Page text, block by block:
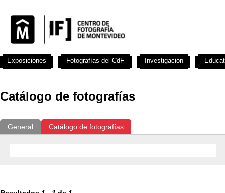
Catálogo de fotografías
General Catálogo de fotografías
Exposiciones Fotografías del CdF Investigación